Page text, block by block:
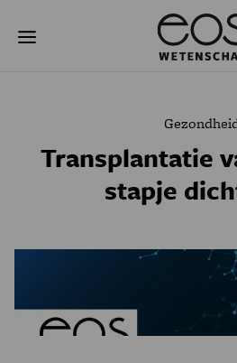
naar
NATUURWETENSCHAPPEN
JONGE UITDAGERS
Transplantatie
stapje